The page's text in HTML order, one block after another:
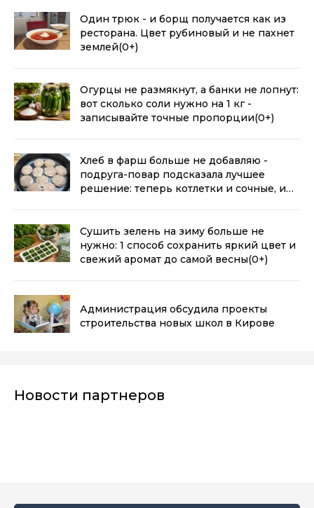
Один трюк - и борщ получается как из
ресторана. Цвет рубиновый и не пахнет
землей(0+)
Огурцы не размякнут, а банки не лопнут:
вот сколько соли нужно на 1 кг -
записывайте точные пропорции(0+)
Хлеб в фарш больше не добавляю -
подруга-повар подсказала лучшее
решение: теперь котлетки и сочные, и
Сушить зелень на зиму больше не
нужно: 1 способ сохранить яркий цвет и
свежий аромат до самой весны(0+)
Администрация обсудила проекты
строительства новых школ в Кирове
Новости партнеров